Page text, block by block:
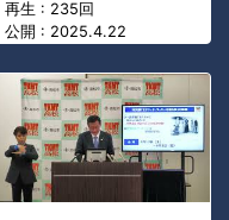
再生 : 235回
公開 : 2025.4.22